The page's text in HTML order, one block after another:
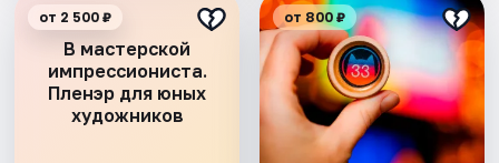
В мастерской
импрессиониста.
Пленэр для юных
художников
от 2 500 ₽ от 800 ₽